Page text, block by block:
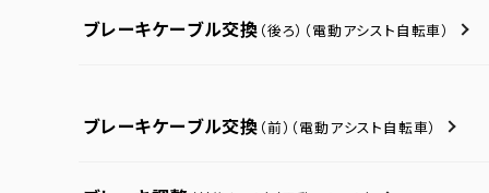
ブレーキケーブル交換 （後ろ） （電動アシスト自転車）
ブレーキケーブル交換 （前） （電動アシスト自転車）